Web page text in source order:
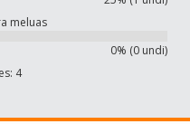
meluas
0% (0 undi)
4